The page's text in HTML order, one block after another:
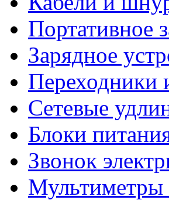
Портативное
Зарядное
Переходники
Сетевые
Блоки
Звонок
Мультиметры